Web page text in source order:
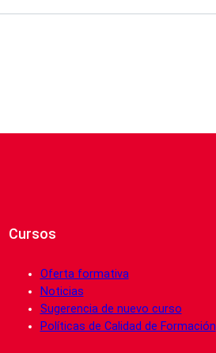
Cursos
Oferta formativa
Noticias
Sugerencia de nuevo curso
Políticas de Calidad de Formación